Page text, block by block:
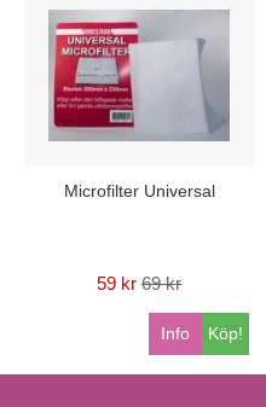
Microfilter Universal
59 kr 69 kr
Köp!
Info